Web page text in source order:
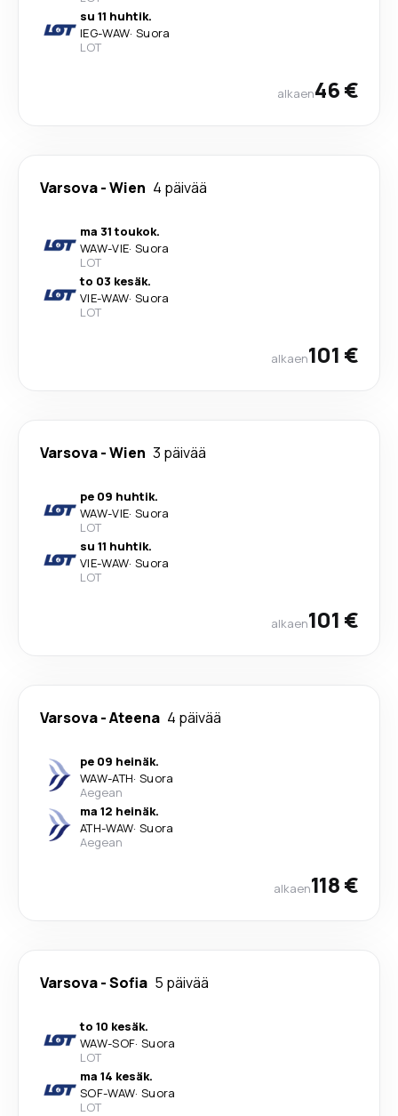
su 11 huhtik.
IEG-WAW· Suora
LOT
alkaen46 €
Varsova-Wien 4 päivää
ma 31 toukok.
WAW-VIE· Suora
LOT
to 03 kesäk.
VIE-WAW· Suora
LOT
alkaen101 €
Varsova-Wien 3 päivää
pe 09 huhtik.
WAW-VIE· Suora
LOT
su 11 huhtik.
VIE-WAW· Suora
LOT
alkaen101 €
Varsova-Ateena 4 päivää
pe 09 heinäk.
WAW-ATH· Suora
Aegean
ma 12 heinäk.
ATH-WAW· Suora
Aegean
alkaen118 €
Varsova-Sofia 5 päivää
to 10 kesäk.
WAW-SOF· Suora
LOT
ma 14 kesäk.
SOF-WAW· Suora
LOT